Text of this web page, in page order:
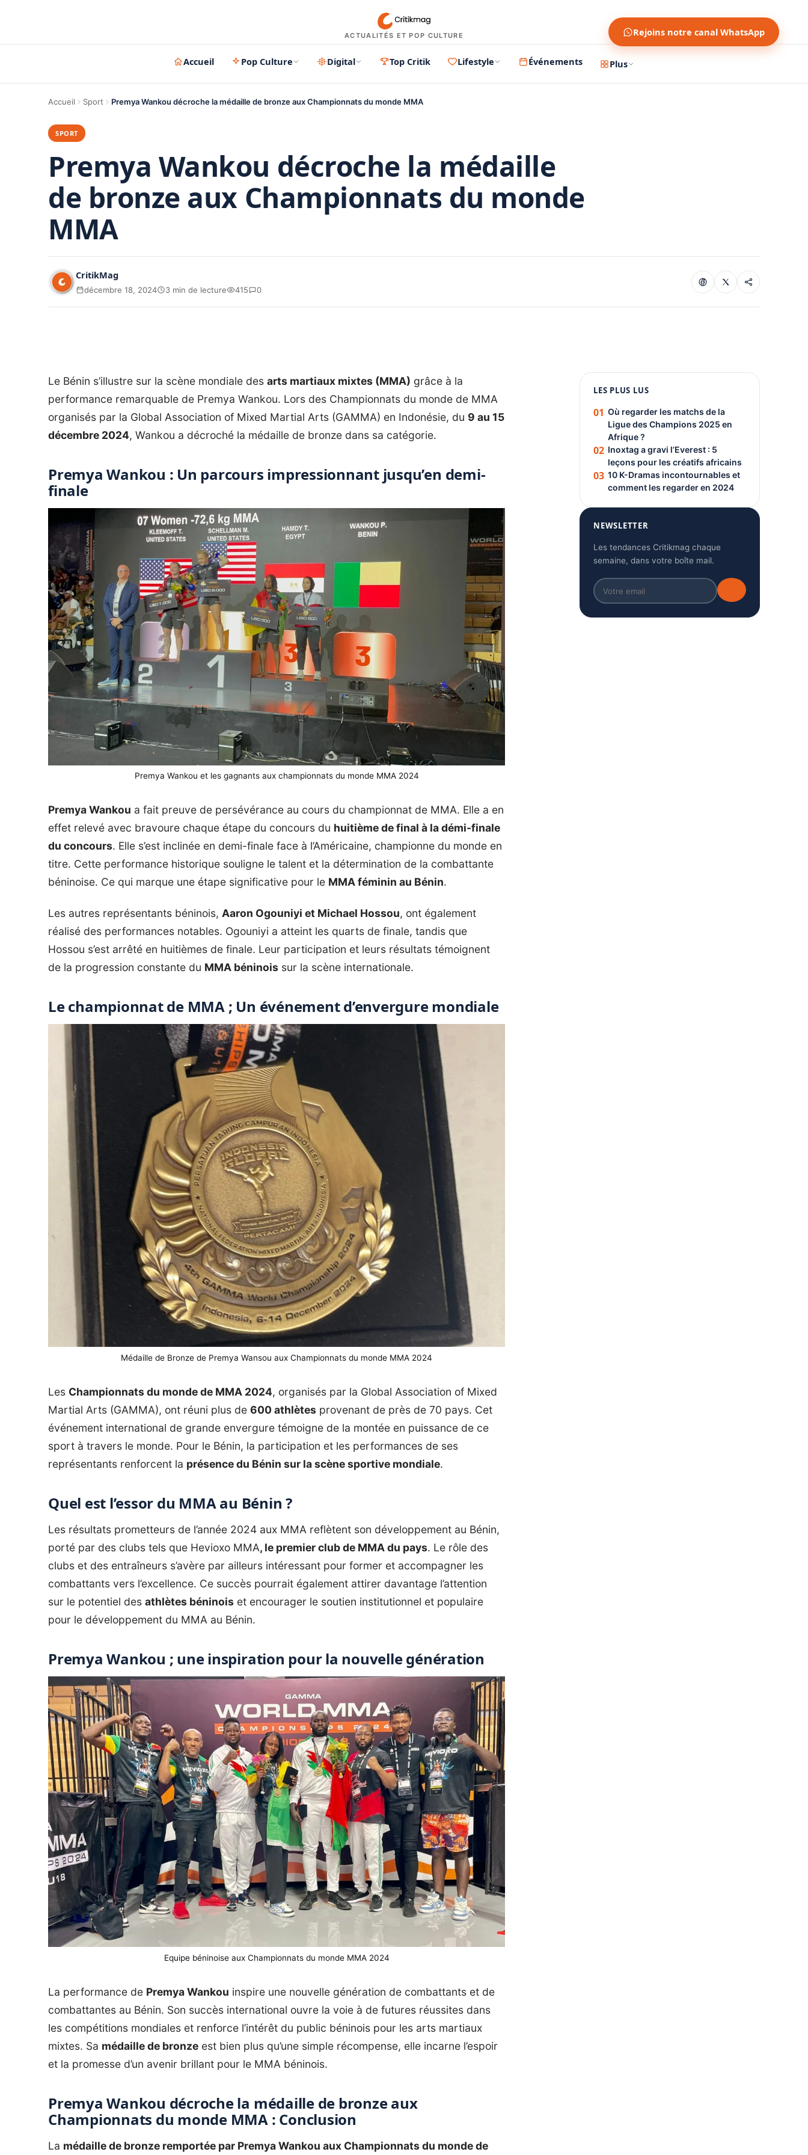
ACTUALITÉS ET POP CULTURE Rejoins notre canal WhatsApp
Accueil Pop Culture Digital Top Critik Lifestyle Événements Plus
Accueil Sport Premya Wankou décroche la médaille de bronze aux Championnats du monde MMA
SPORT
Premya Wankou décroche la médaille
de bronze aux Championnats du monde
MMA
CritikMag
décembre 18, 2024 3 min de lecture 415 0
Le Bénin s’illustre sur la scène mondiale des arts martiaux mixtes (MMA) grâce à la
performance remarquable de Premya Wankou. Lors des Championnats du monde de MMA
organisés par la Global Association of Mixed Martial Arts (GAMMA) en Indonésie, du 9 au 15
décembre 2024, Wankou a décroché la médaille de bronze dans sa catégorie.
Premya Wankou : Un parcours impressionnant jusqu’en demi-
finale
Premya Wankou et les gagnants aux championnats du monde MMA 2024
Premya Wankou a fait preuve de persévérance au cours du championnat de MMA. Elle a en
effet relevé avec bravoure chaque étape du concours du huitième de final à la démi-finale
du concours. Elle s’est inclinée en demi-finale face à l’Américaine, championne du monde en
titre. Cette performance historique souligne le talent et la détermination de la combattante
béninoise. Ce qui marque une étape significative pour le MMA féminin au Bénin.
Les autres représentants béninois, Aaron Ogouniyi et Michael Hossou, ont également
réalisé des performances notables. Ogouniyi a atteint les quarts de finale, tandis que
Hossou s’est arrêté en huitièmes de finale. Leur participation et leurs résultats témoignent
de la progression constante du MMA béninois sur la scène internationale.
Le championnat de MMA ; Un événement d’envergure mondiale
Médaille de Bronze de Premya Wansou aux Championnats du monde MMA 2024
Les Championnats du monde de MMA 2024, organisés par la Global Association of Mixed
Martial Arts (GAMMA), ont réuni plus de 600 athlètes provenant de près de 70 pays. Cet
événement international de grande envergure témoigne de la montée en puissance de ce
sport à travers le monde. Pour le Bénin, la participation et les performances de ses
représentants renforcent la présence du Bénin sur la scène sportive mondiale.
Quel est l’essor du MMA au Bénin ?
Les résultats prometteurs de l’année 2024 aux MMA reflètent son développement au Bénin,
porté par des clubs tels que Hevioxo MMA, le premier club de MMA du pays. Le rôle des
clubs et des entraîneurs s’avère par ailleurs intéressant pour former et accompagner les
combattants vers l’excellence. Ce succès pourrait également attirer davantage l’attention
sur le potentiel des athlètes béninois et encourager le soutien institutionnel et populaire
pour le développement du MMA au Bénin.
Premya Wankou ; une inspiration pour la nouvelle génération
Equipe béninoise aux Championnats du monde MMA 2024
La performance de Premya Wankou inspire une nouvelle génération de combattants et de
combattantes au Bénin. Son succès international ouvre la voie à de futures réussites dans
les compétitions mondiales et renforce l’intérêt du public béninois pour les arts martiaux
mixtes. Sa médaille de bronze est bien plus qu’une simple récompense, elle incarne l’espoir
et la promesse d’un avenir brillant pour le MMA béninois.
Premya Wankou décroche la médaille de bronze aux
Championnats du monde MMA : Conclusion
La médaille de bronze remportée par Premya Wankou aux Championnats du monde de
PUBLICITÉ
LES PLUS LUS
01 Où regarder les matchs de la
Ligue des Champions 2025 en
Afrique ?
02 Inoxtag a gravi l’Everest : 5
leçons pour les créatifs africains
03 10 K-Dramas incontournables et
comment les regarder en 2024
NEWSLETTER
Les tendances Critikmag chaque
semaine, dans votre boîte mail.